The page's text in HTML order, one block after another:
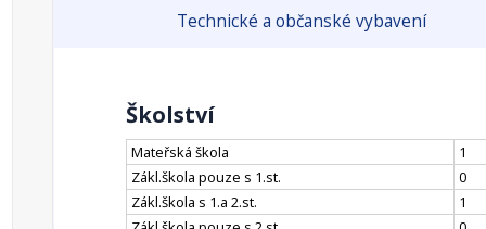
Technické a občanské vybavení
Školství
Mateřská škola
1
Zákl.škola pouze s 1.st.
0
Zákl.škola s 1.a 2.st.
1